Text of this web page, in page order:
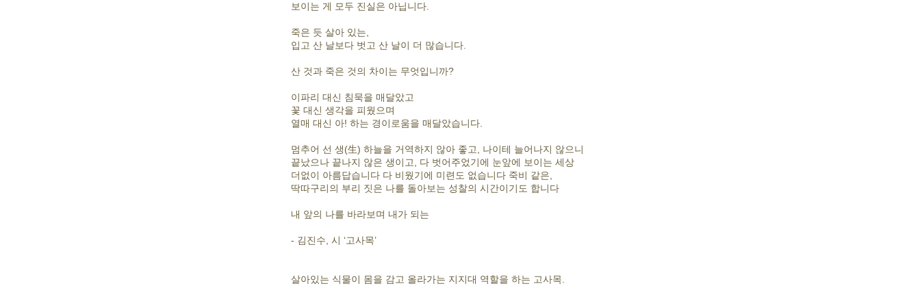
보이는 게 모두 진실은 아닙니다.
죽은 듯 살아 있는,
입고 산 날보다 벗고 산 날이 더 많습니다.
산 것과 죽은 것의 차이는 무엇입니까?
이파리 대신 침묵을 매달았고
꽃 대신 생각을 피웠으며
열매 대신 아! 하는 경이로움을 매달았습니다.
멈추어 선 생(生) 하늘을 거역하지 않아 좋고, 나이테 늘어나지 않으니
끝났으나 끝나지 않은 생이고, 다 벗어주었기에 눈앞에 보이는 세상
더없이 아름답습니다 다 비웠기에 미련도 없습니다 죽비 같은,
딱따구리의 부리 짓은 나를 돌아보는 성찰의 시간이기도 합니다
내 앞의 나를 바라보며 내가 되는
- 김진수, 시 ‘고사목’
살아있는 식물이 몸을 감고 올라가는 지지대 역할을 하는 고사목.